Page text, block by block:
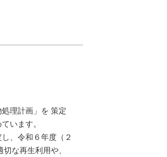
理計画」を 策定
います。
、令和６年度（２
な再生利用や、